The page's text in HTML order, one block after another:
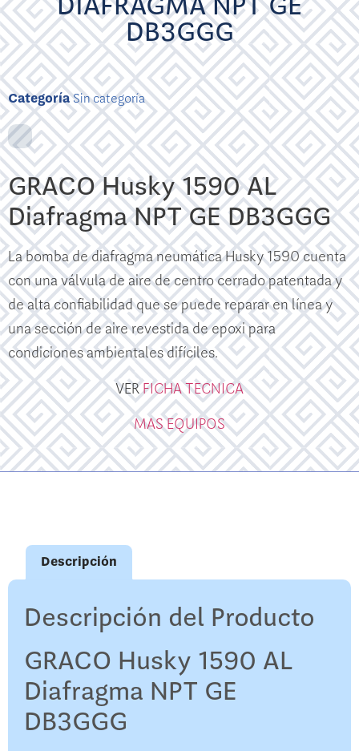
DB3GGG
CategoríaSin categoría
GRACO Husky 1590 AL
Diafragma NPT GE DB3GGG
La bomba de diafragma neumática Husky 1590 cuenta
con una válvula de aire de centro cerrado patentada y
de alta confiabilidad que se puede reparar en línea y
una sección de aire revestida de epoxi para
condiciones ambientales difíciles.
VERFICHA TECNICA
MAS EQUIPOS
Descripción
Descripción del Producto
GRACO Husky 1590 AL
Diafragma NPT GE
DB3GGG